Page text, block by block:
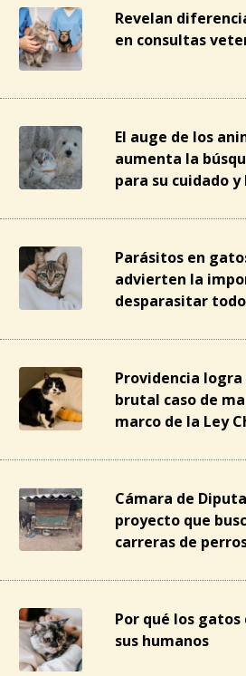
Revelan
en consultas
El auge de los
aumenta la
para su cuidado
Parásitos en
advierten la
desparasitar
Providencia
brutal caso de
marco de la Ley
Cámara de
proyecto que
carreras de
Por qué los
sus humanos